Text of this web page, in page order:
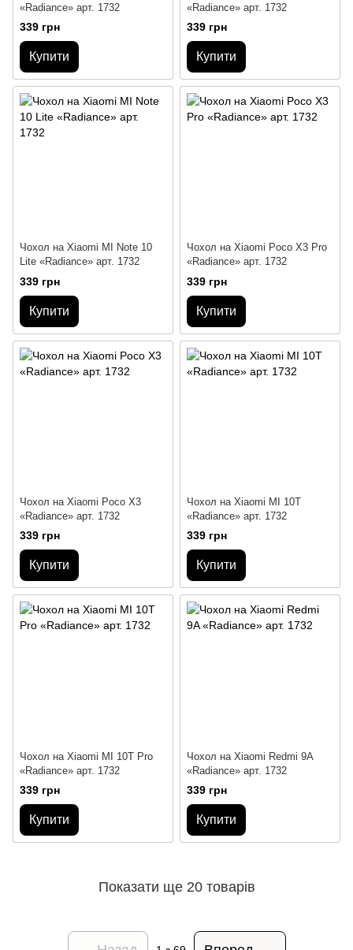
«Radiance» арт. 1732
339 грн
Купити
«Radiance» арт. 1732
339 грн
Купити
Чохол на Xiaomi MI Note 10
Lite «Radiance» арт. 1732
339 грн
Купити
Чохол на Xiaomi Poco X3 Pro
«Radiance» арт. 1732
339 грн
Купити
Чохол на Xiaomi Poco X3
«Radiance» арт. 1732
339 грн
Купити
Чохол на Xiaomi MI 10T
«Radiance» арт. 1732
339 грн
Купити
Чохол на Xiaomi MI 10T Pro
«Radiance» арт. 1732
339 грн
Купити
Чохол на Xiaomi Redmi 9A
«Radiance» арт. 1732
339 грн
Купити
Показати ще 20 товарів